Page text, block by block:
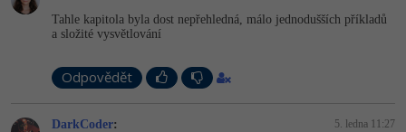
Tahle kapitola byla dost nepřehledná, málo jednodušších příkladů
a složité vysvětlování
Odpovědět
DarkCoder: 5. ledna 11:27